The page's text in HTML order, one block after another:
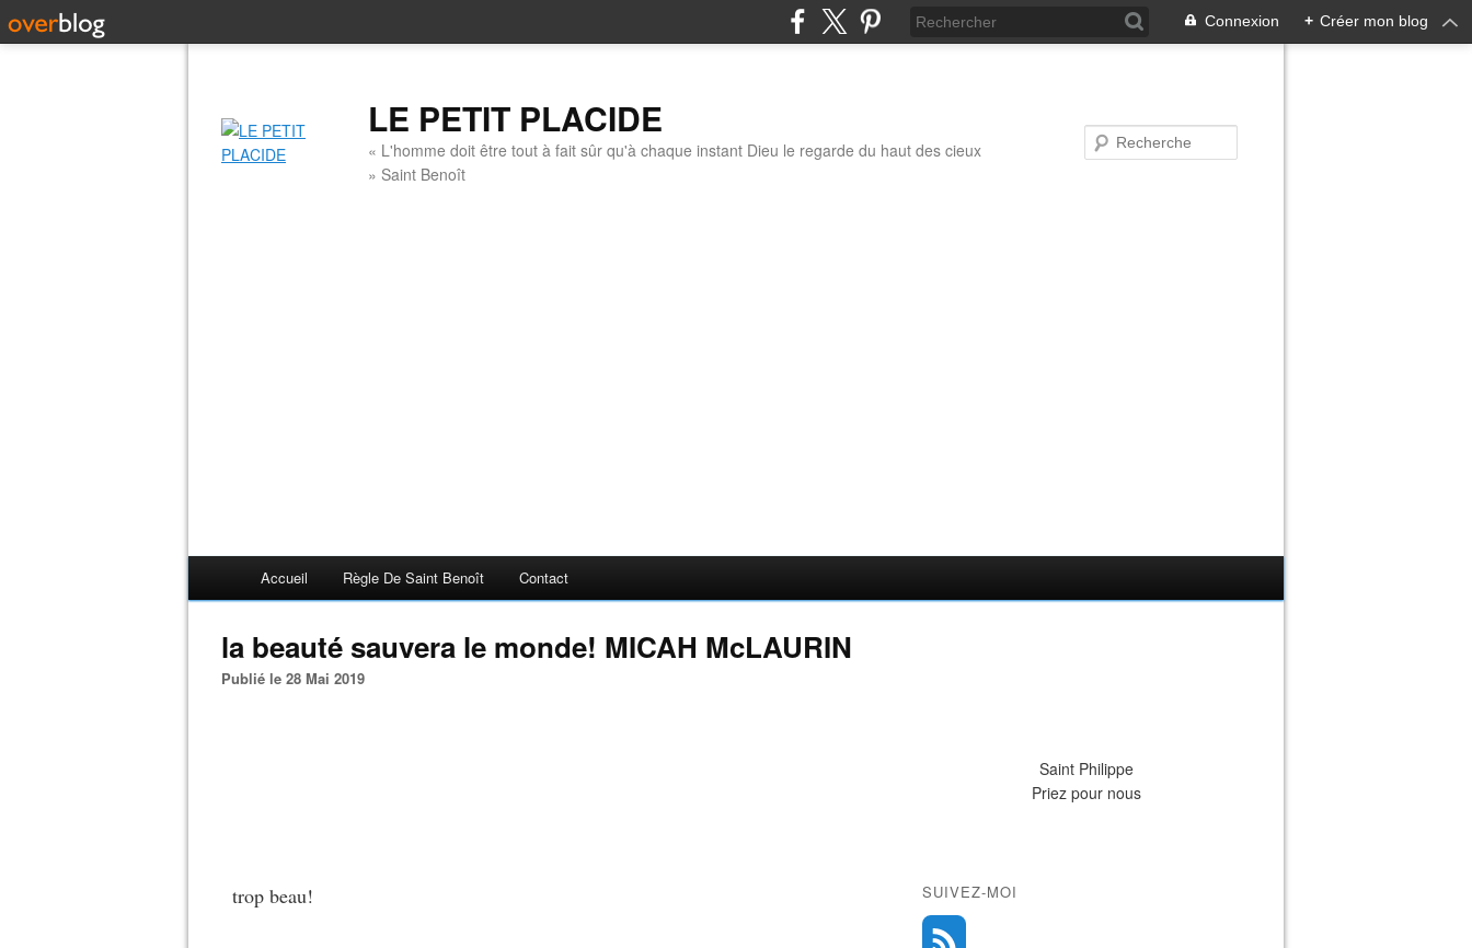
Connexion + Créer mon blog
LE PETIT PLACIDE
« L'homme doit être tout à fait sûr qu'à chaque instant Dieu le regarde du haut des cieux
» Saint Benoît
Accueil Règle De Saint Benoît Contact
la beauté sauvera le monde! MICAH McLAURIN
Publié le 28 Mai 2019
trop beau!
Saint Philippe
Priez pour nous
SUIVEZ-MOI